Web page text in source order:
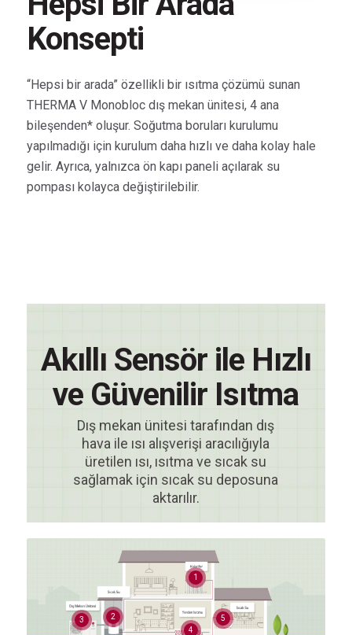
Konsepti
“Hepsi bir arada” özellikli bir ısıtma çözümü sunan
THERMA V Monobloc dış mekan ünitesi, 4 ana
bileşenden* oluşur. Soğutma boruları kurulumu
yapılmadığı için kurulum daha hızlı ve daha kolay hale
gelir. Ayrıca, yalnızca ön kapı paneli açılarak su
pompası kolayca değiştirilebilir.
Akıllı Sensör ile Hızlı
ve Güvenilir Isıtma
Dış mekan ünitesi tarafından dış
hava ile ısı alışverişi aracılığıyla
üretilen ısı, ısıtma ve sıcak su
sağlamak için sıcak su deposuna
aktarılır.
1
2
3
4
5